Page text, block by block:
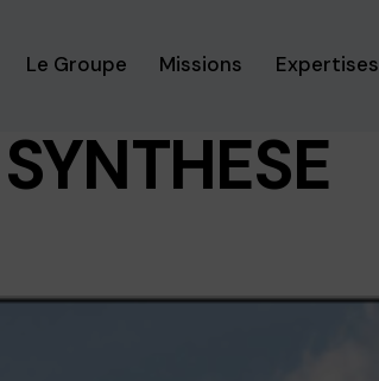
Le Groupe Missions Expertises